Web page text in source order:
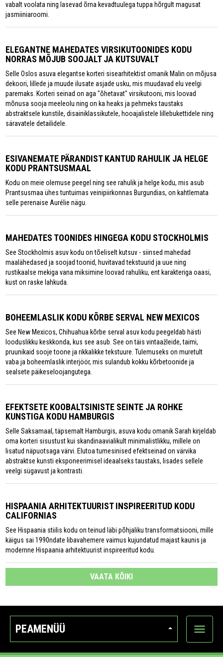
vabalt voolata ning lasevad õrna kevadtuulega tuppa hõrgult magusat
jasmiiniaroomi.
ELEGANTNE MAHEDATES VIRSIKUTOONIDES KODU
NORRAS MÕJUB SOOJALT JA KUTSUVALT
Selle Oslos asuva elegantse korteri sisearhitektist omanik Malin on mõjusa
dekoori, lillede ja muude ilusate asjade usku, mis muudavad elu veelgi
paremaks. Korteri seinad on aga "õhetavat" virsikutooni, mis loovad
mõnusa sooja meeleolu ning on ka heaks ja pehmeks taustaks
abstraktsele kunstile, disainiklassikutele, hooajalistele lillebukettidele ning
säravatele detailidele.
ESIVANEMATE PÄRANDIST KANTUD RAHULIK JA HELGE
KODU PRANTSUSMAAL
Kodu on meie olemuse peegel ning see rahulik ja helge kodu, mis asub
Prantsusmaa ühes tuntuimas veinipiirkonnas Burgundias, on kahtlemata
selle perenaise Aurélie nägu.
MAHEDATES TOONIDES HINGEGA KODU STOCKHOLMIS
See Stockholmis asuv kodu on tõeliselt kutsuv - siinsed mahedad
maalähedased ja soojad toonid, huvitavad tekstuurid ja uue ning
rustikaalse mekiga vana miksimine loovad rahuliku, ent karakteriga oaasi,
kust on raske lahkuda.
BOHEEMLASLIK KODU KÕRBE SERVAL NEW MEXICOS
See New Mexicos, Chihuahua kõrbe serval asuv kodu peegeldab hästi
looduslikku keskkonda, kus see asub. See on täis vintaažleide, taimi,
pruunikaid sooje toone ja rikkalikke tekstuure. Tulemuseks on muretult
vaba ja boheemlaslik interjöör, mis sulandub kokku kõrbetoonide ja
sealsete päikeseloojangutega.
EFEKTSETE KOOBALTSINISTE SEINTE JA ROHKE
KUNSTIGA KODU HAMBURGIS
Selle Saksamaal, täpsemalt Hamburgis, asuva kodu omanik Sarah kirjeldab
oma korteri sisustust kui skandinaavialikult minimalistlikku, millele on
lisatud näpuotsaga värvi. Elutoa tumesinised efektseinad on värvika
abstraktse kunsti eksponeerimisel ideaalseks taustaks, lisades sellele
veelgi sügavust ja kontrasti.
HISPAANIA ARHITEKTUURIST INSPIREERITUD KODU
CALIFORNIAS
See Hispaania stiilis kodu on teinud läbi põhjaliku transformatsiooni, mille
käigus sai 1990ndate libavahemere vaimus kujundatud majast kaunis ja
modernne Hispaania arhitektuurist inspireeritud kodu.
VAATA KÕIKI
PEAMENÜÜ
Ava